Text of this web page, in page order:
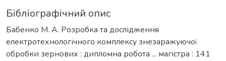
Бібліографічний опис
Бабенко М. А. Розробка та дослідження
електротехнологічного комплексу знезаражуючої
обробки зернових : дипломна робота ... магістра : 141